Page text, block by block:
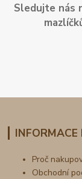
Sledujte nás
Proč
Obchodní